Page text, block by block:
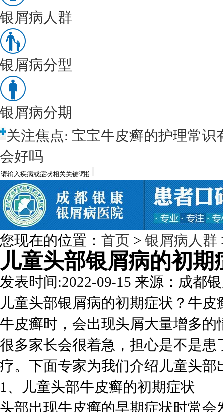
银屑病人群
银屑病分型
银屑病分期
关注焦点: 宝宝牛皮癣的护理常识
会好吗
您现在的位置： 首页 > 银屑病人群
儿童头部银屑病的初
发表时间:2022-09-15 来源：成都
儿童头部银屑病的初期症状？牛
牛皮癣时，会出现头屑大量增多
很多家长会很着急，担心是不是
疗。下面专家为我们介绍儿童头
1、儿童头部牛皮癣的初期症状
头部出现牛皮癣的早期症状时常